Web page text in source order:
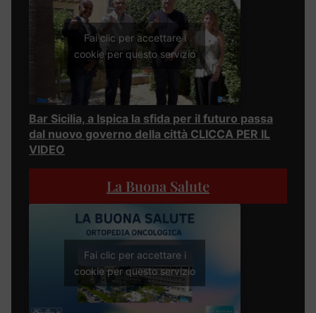
Fai clic per accettare i
cookie per questo servizio
Bar Sicilia, a Ispica la sfida per il futuro passa
dal nuovo governo della città CLICCA PER IL
VIDEO
La Buona Salute
Fai clic per accettare i
cookie per questo servizio